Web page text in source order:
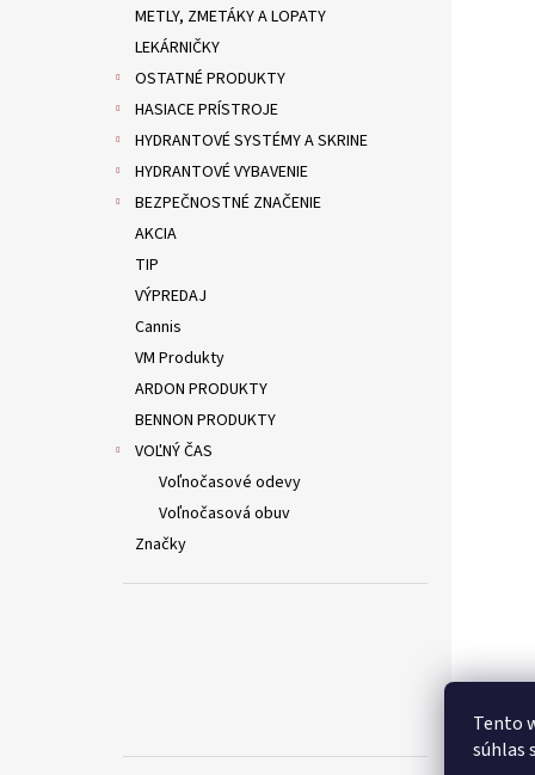
Tento
súhlas
METLY, ZMETÁKY A LOPATY
LEKÁRNIČKY
OSTATNÉ PRODUKTY
HASIACE PRÍSTROJE
HYDRANTOVÉ SYSTÉMY A SKRINE
HYDRANTOVÉ VYBAVENIE
BEZPEČNOSTNÉ ZNAČENIE
AKCIA
TIP
VÝPREDAJ
Cannis
VM Produkty
ARDON PRODUKTY
BENNON PRODUKTY
VOĽNÝ ČAS
Voľnočasové odevy
Voľnočasová obuv
Značky